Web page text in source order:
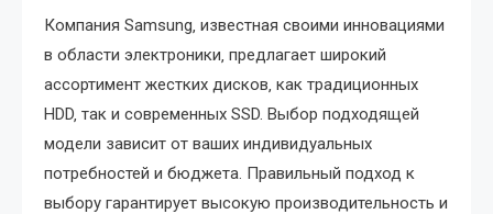
Компания Samsung‚ известная своими инновациями
в области электроники‚ предлагает широкий
ассортимент жестких дисков‚ как традиционных
HDD‚ так и современных SSD. Выбор подходящей
модели зависит от ваших индивидуальных
потребностей и бюджета. Правильный подход к
выбору гарантирует высокую производительность и